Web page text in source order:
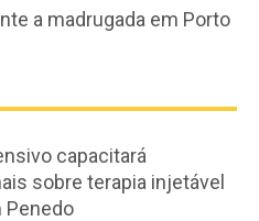
a madrugada em Porto
capacitará
sobre terapia injetável
Penedo